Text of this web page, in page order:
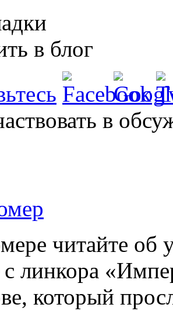
в блог
в
читайте об
линкора
который